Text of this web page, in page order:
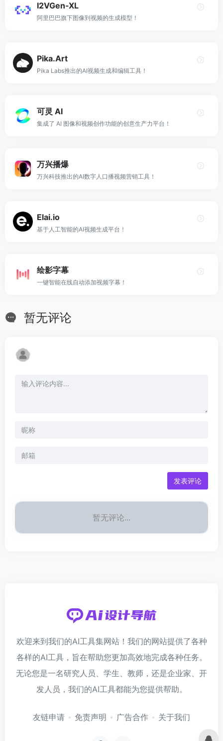
I2VGen-XL
阿里巴巴旗下图像到视频的生成模型！
Pika.Art
Pika Labs推出的AI视频生成和编辑工具！
可灵 AI
集成了 AI 图像和视频创作功能的创意生产力平台！
万兴播爆
万兴科技推出的AI数字人口播视频营销工具！
Elai.io
基于人工智能的AI视频生成平台！
绘影字幕
一键智能在线自动添加视频字幕！
暂无评论
发表评论
暂无评论...
欢迎来到我们的AI工具集网站！我们的网站提供了各种
各样的AI工具，旨在帮助您更加高效地完成各种任务。
无论您是一名研究人员、学生、教师，还是企业家、开
发人员，我们的AI工具都能为您提供帮助。
友链申请 免责声明 广告合作 关于我们